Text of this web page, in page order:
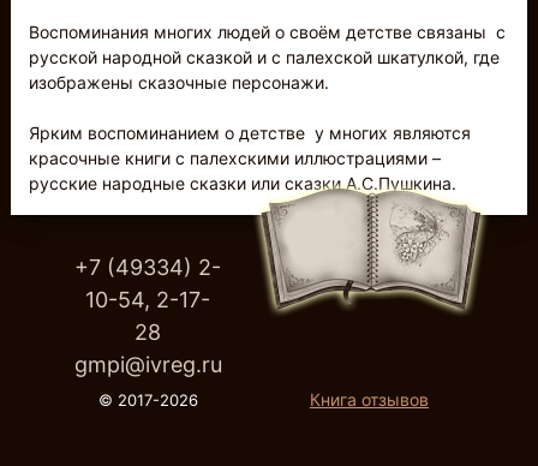
Воспоминания многих людей о своём детстве связаны с
русской народной сказкой и с палехской шкатулкой, где
изображены сказочные персонажи.
Ярким воспоминанием о детстве у многих являются
красочные книги с палехскими иллюстрациями –
русские народные сказки или сказки А.С.Пушкина.
+7 (49334) 2-
10-54, 2-17-
28
gmpi@ivreg.ru
© 2017-2026 Книга отзывов